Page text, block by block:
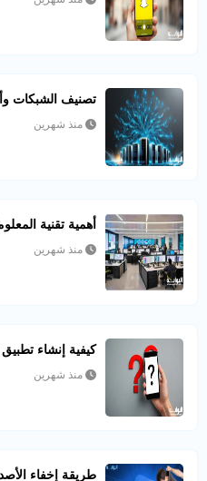
تصنيف الشبكات
منذ شهرين
أهمية تقنية
منذ شهرين
كيفية إنشاء
منذ شهرين
طريقة إخفاء